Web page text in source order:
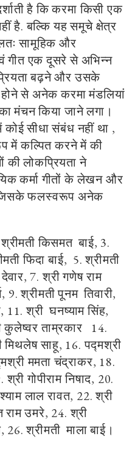
है कि करमा किसी एक
है. बल्कि यह समूचे क्षेत्र
सामूहिक और
गीत एक दूसरे से अभिन्न
बढ़ने और उसके
होने से अनेक करमा मंडलियां
मंचन किया जाने लगा।
सीधा संबंध नहीं था ,
में कल्पित करने में की
की लोकप्रियता ने
कर्मा गीतों के लेखन और
जिसके फलस्वरूप अनेक
किसमत बाई, 3.
फिदा बाई, 5. श्रीमती
7. श्री गणेष राम
9. श्रीमती पूनम तिवारी,
11. श्री घनष्याम सिंह,
कुलेष्वर ताम्रकार 14.
मिथलेष साहू, 16. पद्मश्री
ममता चंद्राकर, 18.
गोपीराम निषाद, 20.
लाल रावत, 22. श्री
राम उमरे, 24. श्री
श्रीमती माला बाई।